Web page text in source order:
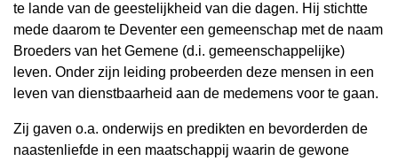
te lande van de geestelijkheid van die dagen. Hij stichtte
mede daarom te Deventer een gemeenschap met de naam
Broeders van het Gemene (d.i. gemeenschappelijke)
leven. Onder zijn leiding probeerden deze mensen in een
leven van dienstbaarheid aan de medemens voor te gaan.
Zij gaven o.a. onderwijs en predikten en bevorderden de
naastenliefde in een maatschappij waarin de gewone